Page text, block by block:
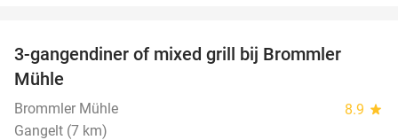
3-gangendiner of mixed grill bij Brommler
Mühle
Brommler Mühle 8.9 star
Gangelt (7 km)